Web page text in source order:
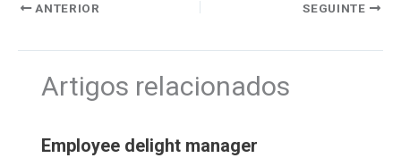
ANTERIOR SEGUINTE
Artigos relacionados
Employee delight manager